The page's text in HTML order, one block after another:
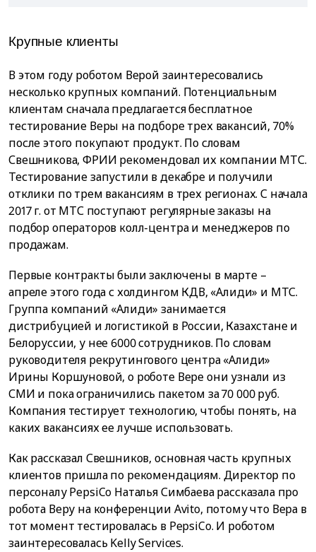
Крупные клиенты
В этом году роботом Верой заинтересовались
несколько крупных компаний. Потенциальным
клиентам сначала предлагается бесплатное
тестирование Веры на подборе трех вакансий, 70%
после этого покупают продукт. По словам
Свешникова, ФРИИ рекомендовал их компании МТС.
Тестирование запустили в декабре и получили
отклики по трем вакансиям в трех регионах. С начала
2017 г. от МТС поступают регулярные заказы на
подбор операторов колл-центра и менеджеров по
продажам.
Первые контракты были заключены в марте –
апреле этого года с холдингом КДВ, «Алиди» и МТС.
Группа компаний «Алиди» занимается
дистрибуцией и логистикой в России, Казахстане и
Белоруссии, у нее 6000 сотрудников. По словам
руководителя рекрутингового центра «Алиди»
Ирины Коршуновой, о роботе Вере они узнали из
СМИ и пока ограничились пакетом за 70 000 руб.
Компания тестирует технологию, чтобы понять, на
каких вакансиях ее лучше использовать.
Как рассказал Свешников, основная часть крупных
клиентов пришла по рекомендациям. Директор по
персоналу PepsiCo Наталья Симбаева рассказала про
робота Веру на конференции Avito, потому что Вера в
тот момент тестировалась в PepsiCo. И роботом
заинтересовалась Kelly Services.